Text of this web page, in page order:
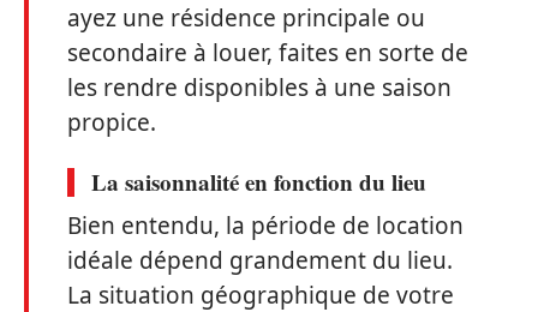
ayez une résidence principale ou
secondaire à louer, faites en sorte de
les rendre disponibles à une saison
propice.
La saisonnalité en fonction du lieu
Bien entendu, la période de location
idéale dépend grandement du lieu.
La situation géographique de votre